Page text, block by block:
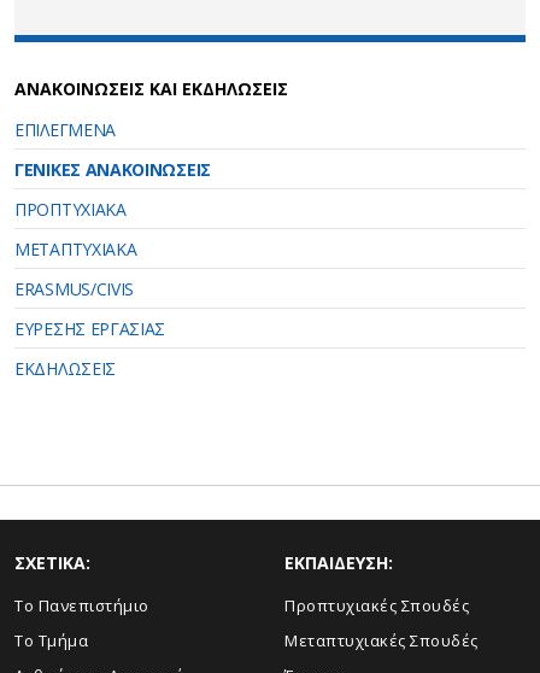
ΑΝΑΚΟΙΝΩΣΕΙΣ ΚΑΙ ΕΚΔΗΛΩΣΕΙΣ
ΕΠΙΛΕΓΜΕΝΑ
ΓΕΝΙΚΕΣ ΑΝΑΚΟΙΝΩΣΕΙΣ
ΠΡΟΠΤΥΧΙΑΚΑ
ΜΕΤΑΠΤΥΧΙΑΚΑ
ERASMUS/CIVIS
ΕΥΡΕΣΗΣ ΕΡΓΑΣΙΑΣ
ΕΚΔΗΛΩΣΕΙΣ
ΣΧΕΤΙΚΑ:
Το Πανεπιστήμιο
Το Τμήμα
ΕΚΠΑΙΔΕΥΣΗ:
Προπτυχιακές Σπουδές
Μεταπτυχιακές Σπουδές